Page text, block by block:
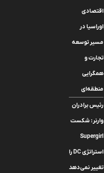
اقتصادی
اوراسیا در
مسیر توسعه
تجارت و
همگرایی
منطقه‌ای
رئیس برادران
وارنر: شکست
Supergirl
استراتژی DC را
تغییر نمی‌دهد